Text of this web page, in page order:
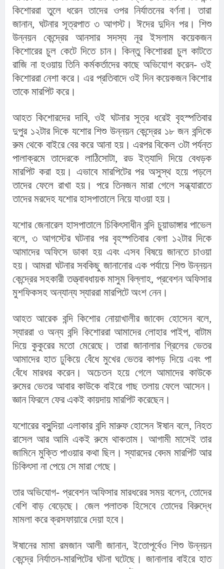
কিশোররা তুলে ধরেন তাদের ওপর নির্যাতনের বর্ণনা। তারা
জানান, ঘটনার সূত্রপাত ৩ আগস্ট। ঈদের দুদিন পর। শিশু
উন্নয়ন কেন্দ্রের আনসার সদস্য নূর ইসলাম কয়েকজন
কিশোরের চুল কেটে দিতে চান। কিন্তু কিশোররা চুল কাটতে
রাজি না হওয়ায় তিনি কর্মকর্তাদের কাছে অভিযোগ করেন- ওই
কিশোররা নেশা করে। এর প্রতিবাদে ওই দিন কয়েকজন কিশোর
তাকে মারপিট করে।
আহত কিশোরদের দাবি, ওই ঘটনার সূত্র ধরেই বৃহস্পতিবার
দুপুর ১২টার দিকে যশোর শিশু উন্নয়ন কেন্দ্রের ১৮ জন বন্দিকে
রুম থেকে বাইরে বের করে আনা হয়। এরপর বিকেল ৩টা পর্যন্ত
পালাক্রমে তাদেরকে লাঠিসোটা, রড ইত্যাদি দিয়ে বেধড়ক
মারপিট করা হয়। এভাবে মারপিটের পর অসুস্থ হয়ে পড়লে
তাদের ফেলে রাখা হয়। পরে তিনজন মারা গেলে সন্ধ্যারাতে
তাদের মরদেহ যশোর হাসপাতালে নিয়ে যাওয়া হয়।
যশোর জেনারেল হাসপাতালে চিকিৎসাধীন বন্দি চুয়াডাঙ্গার পাভেল
বলে, ৩ আগস্টের ঘটনার পর বৃহস্পতিবার বেলা ১২টার দিকে
আমাদের অফিসে ডাকা হয় এবং এসব বিষয়ে জানতে চাওয়া
হয়। আমরা ঘটনার সবকিছু জানানোর এক পর্যায়ে শিশু উন্নয়ন
কেন্দ্রের সহকারী তত্ত্বাবধায়ক মাসুম বিল্লাহ, প্রবেশন অফিসার
মুশফিকসহ অন্যান্য স্যাররা মারপিটে অংশ নেন।
আহত আরেক বন্দি কিশোর নোয়াখালীর জাবেদ হোসেন বলে,
স্যাররা ও অন্য বন্দি কিশোররা আমাদের লোহার পাইপ, বাটাম
দিয়ে কুকুরের মতো মেরেছে। তারা জানালার গ্রিলের ভেতর
আমাদের হাত ঢুকিয়ে বেঁধে মুখের ভেতর কাপড় দিয়ে এবং পা
বেঁধে মারধর করেন। অচেতন হয়ে গেলে আমাদের কাউকে
রুমের ভেতর আবার কাউকে বাইরে গাছ তলায় ফেলে আসেন।
জ্ঞান ফিরলে ফের একই কায়দায় মারপিট করেছেন।
যশোরের বসুন্দিয়া এলাকার বন্দি মারুফ হোসেন ঈষান বলে, নিহত
রাসেল আর আমি একই রুমে থাকতাম। আগামী মাসেই তার
জামিনে মুক্তি পাওয়ার কথা ছিল। স্যারদের বেদম মারপিট আর
চিকিৎসা না পেয়ে সে মারা গেছে।
তার অভিযোগ- প্রবেশন অফিসার মারধরের সময় বলেন, তোদের
বেশি বাড় বেড়েছে। জেল পলাতক হিসেবে তোদের বিরুদ্ধে
মামলা করে ক্রসফায়ারে দেয়া হবে।
ঈষানের মামা রমজান আলী জানান, ইতোপূর্বেও শিশু উন্নয়ন
কেন্দ্রে নির্যাতন-মারপিটের ঘটনা ঘটেছে। জানালার বাইরে হাত